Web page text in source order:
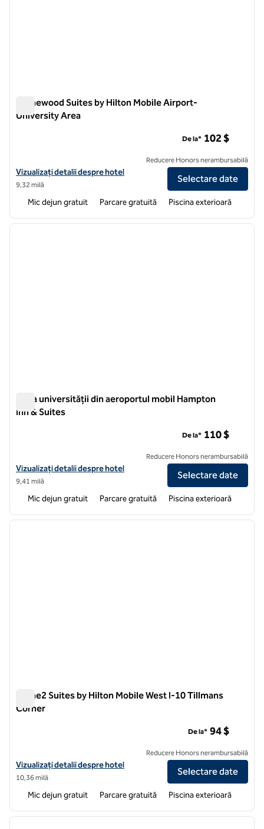
Homewood Suites by Hilton Mobile Airport-
University Area
Vizualizați detaliile hotelului pentru Homewood Suites by Hilton
Vizualizați detalii despre hotel
9,32 milă
De la* 102 $
Reducere Honors nerambursabilă
Selectare date
Mic dejun gratuit Parcare gratuită Piscina exterioară
1 din 12
Zona universității din aeroportul mobil Hampton
Inn & Suites
Vizualizați detaliile hotelului pentru zona de la Hotelul Hampton Inn
Vizualizați detalii despre hotel
9,41 milă
De la* 110 $
Reducere Honors nerambursabilă
Selectare date
Mic dejun gratuit Parcare gratuită Piscina exterioară
1 din 12
Home2 Suites by Hilton Mobile West I-10 Tillmans
Corner
Vizualizați detaliile hotelului pentru Home2 Suites by Hilton Mobile
Vizualizați detalii despre hotel
10,36 milă
De la* 94 $
Reducere Honors nerambursabilă
Selectare date
Mic dejun gratuit Parcare gratuită Piscina exterioară
1 din 12